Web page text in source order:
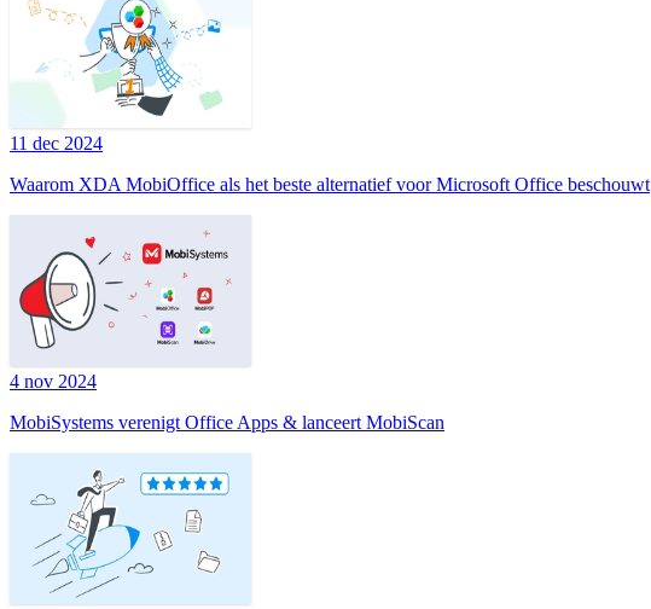
11 dec 2024
Waarom XDA MobiOffice als het beste alternatief voor Microsoft Office beschouwt
4 nov 2024
MobiSystems verenigt Office Apps & lanceert MobiScan